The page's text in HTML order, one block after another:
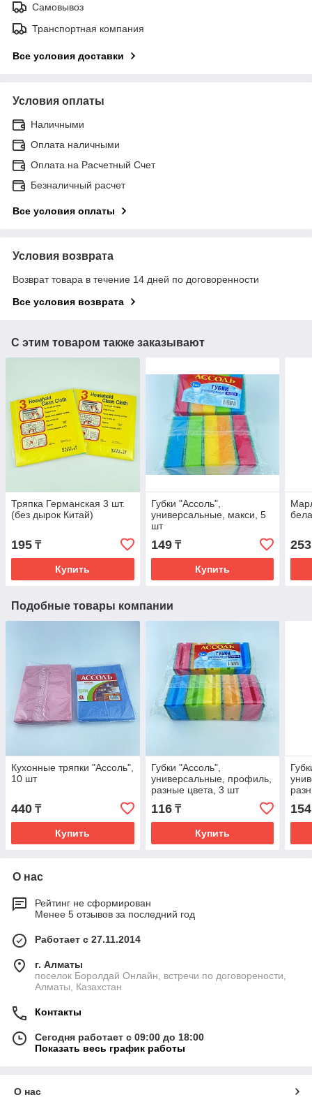
Самовывоз
Транспортная компания
Все условия доставки
Условия оплаты
Наличными
Оплата наличными
Оплата на Расчетный Счет
Безналичный расчет
Все условия оплаты
Условия возврата
Возврат товара в течение 14 дней по договоренности
Все условия возврата
С этим товаром также заказывают
Тряпка Германская 3 шт.
(без дырок Китай)
195 ₸
Купить
Губки "Ассоль",
универсальные, макси, 5
шт
149₸
Купить
253
Подобные товары компании
Кухонные тряпки "Ассоль",
10 шт
440 ₸
Купить
Губки "Ассоль",
универсальные, профиль,
разные цвета, 3 шт
116₸
Купить
154
О нас
Рейтинг не сформирован
Менее 5 отзывов за последний год
Работает с 27.11.2014
г. Алматы
поселок Боролдай Онлайн, встречи по договорености,
Алматы, Казахстан
Контакты
Сегодня работает с 09:00 до 18:00
Показать весь график работы
О нас